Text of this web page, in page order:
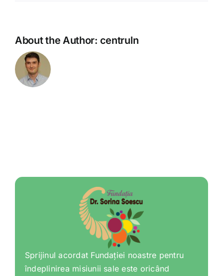
About the Author: centruln
Sprijinul acordat Fundației noastre pentru
îndeplinirea misiunii sale este oricând